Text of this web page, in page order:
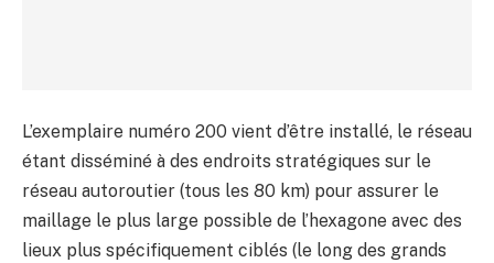
L’exemplaire numéro 200 vient d’être installé, le réseau
étant disséminé à des endroits stratégiques sur le
réseau autoroutier (tous les 80 km) pour assurer le
maillage le plus large possible de l’hexagone avec des
lieux plus spécifiquement ciblés (le long des grands